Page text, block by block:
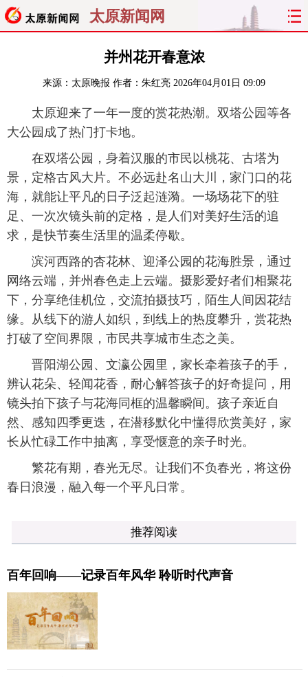
太原新闻网
聚焦 太原
经济 关注 文明 出行
纵横 曝光 综合 专题
旅游 理财 政务 教育
看天下 晋月读 最太原 网罗民生
太原日报 太原晚报 热评 社区
并州花开春意浓
来源： 太原晚报 作者：朱红亮 2026年04月01日 09:09
太原迎来了一年一度的赏花热潮。双塔公园等各
大公园成了热门打卡地。
在双塔公园，身着汉服的市民以桃花、古塔为
景，定格古风大片。不必远赴名山大川，家门口的花
海，就能让平凡的日子泛起涟漪。一场场花下的驻
足、一次次镜头前的定格，是人们对美好生活的追
求，是快节奏生活里的温柔停歇。
滨河西路的杏花林、迎泽公园的花海胜景，通过
网络云端，并州春色走上云端。摄影爱好者们相聚花
下，分享绝佳机位，交流拍摄技巧，陌生人间因花结
缘。从线下的游人如织，到线上的热度攀升，赏花热
打破了空间界限，市民共享城市生态之美。
晋阳湖公园、文瀛公园里，家长牵着孩子的手，
辨认花朵、轻闻花香，耐心解答孩子的好奇提问，用
镜头拍下孩子与花海同框的温馨瞬间。孩子亲近自
然、感知四季更迭，在潜移默化中懂得欣赏美好，家
长从忙碌工作中抽离，享受惬意的亲子时光。
繁花有期，春光无尽。让我们不负春光，将这份
春日浪漫，融入每一个平凡日常。
推荐阅读
百年回响——记录百年风华 聆听时代声音